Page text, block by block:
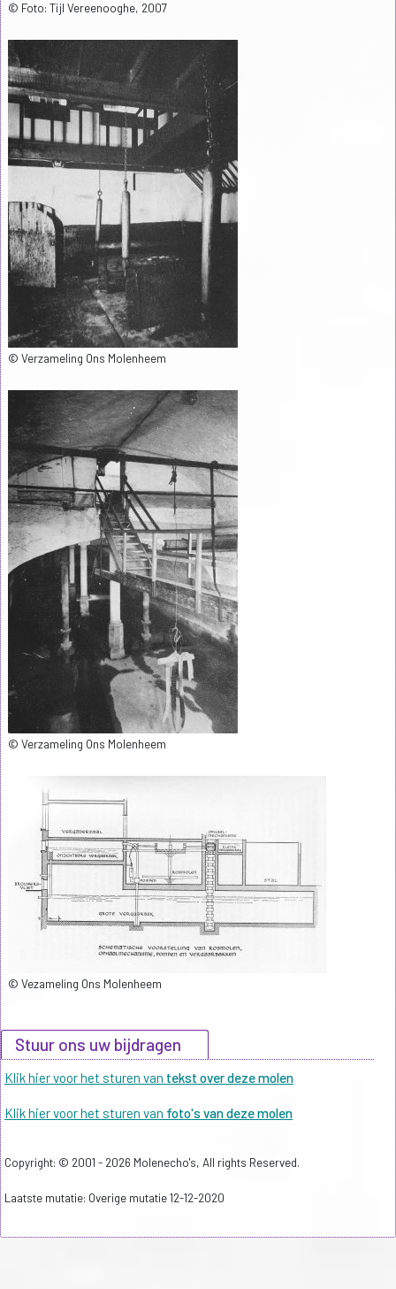
© Foto: Tijl Vereenooghe, 2007
© Verzameling Ons Molenheem
© Verzameling Ons Molenheem
© Vezameling Ons Molenheem
Stuur ons uw bijdragen
Klik hier voor het sturen van tekst over deze molen
Klik hier voor het sturen van foto's van deze molen
Copyright: © 2001 - 2026 Molenecho's, All rights Reserved.
Laatste mutatie: Overige mutatie 12-12-2020